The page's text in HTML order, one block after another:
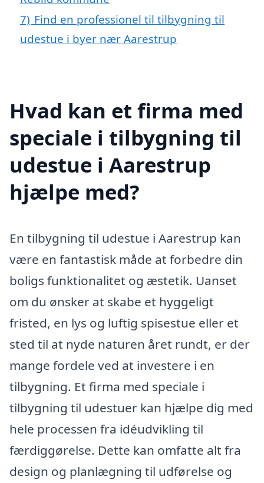
7) Find en professionel til tilbygning til
udestue i byer nær Aarestrup
Hvad kan et firma med
speciale i tilbygning til
udestue i Aarestrup
hjælpe med?
En tilbygning til udestue i Aarestrup kan
være en fantastisk måde at forbedre din
boligs funktionalitet og æstetik. Uanset
om du ønsker at skabe et hyggeligt
fristed, en lys og luftig spisestue eller et
sted til at nyde naturen året rundt, er der
mange fordele ved at investere i en
tilbygning. Et firma med speciale i
tilbygning til udestuer kan hjælpe dig med
hele processen fra idéudvikling til
færdiggørelse. Dette kan omfatte alt fra
design og planlægning til udførelse og